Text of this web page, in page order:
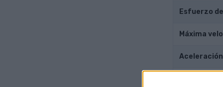
Esfuerzo
Máxima
Aceleración